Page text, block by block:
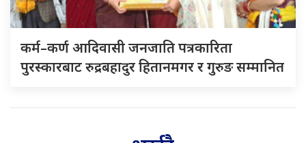
कर्म–कर्ण आदिवासी जनजाति पत्रकारिता
पुरस्कारबाट रुद्रबहादुर हितानमगर र गुरुङ सम्मानित